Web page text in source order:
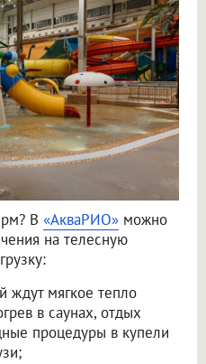
В «АкваРИО» можно
на телесную
ждут мягкое тепло
в саунах, отдых
процедуры в купели